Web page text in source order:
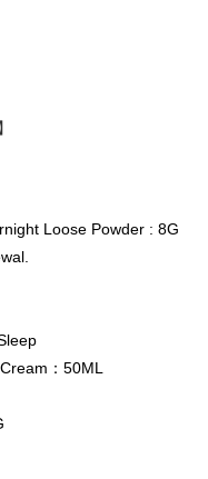
dan tersedia untuk
pembayaran, sistem
proses transaksi OP Pay
nombor telefon
menetapkan tarikh
setelah pembayaran
yang dinyatakan
minit selepas pesanan
semakan, pesanan
gagal pada
pemarkahan sistem
akan didedahkan.
dibilkan secara
anda. SMS peringatan
Sekarang Bayar Kemudian
pengesahan SMS.
disahkan. Produk akan
SMS pembayaran
produk. Sila buat
ATM atau perbankan
tolak aplikasi
adalah 14 hari. Walau
turun Aplikasi AFTEE
tempoh pembayaran
pembayaran anda,
oleh AFTEE. Anda
untuk pesanan
untuk pesanan
Loose Powder : 8G
：50ML